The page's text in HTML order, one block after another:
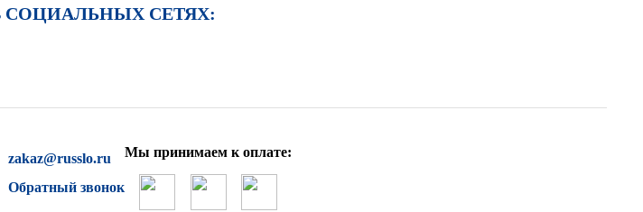
СОЦИАЛЬНЫХ СЕТЯХ:
zakaz@russlo.ru
Обратный звонок
Мы принимаем к оплате: